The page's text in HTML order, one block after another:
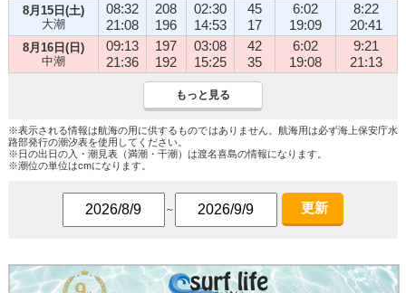
8月15日(土)
大潮
08:32
21:08
208
196
02:30
14:53
45
17
6:02
19:09
8:22
20:41
8月16日(日)
中潮
09:13
21:36
197
192
03:08
15:25
42
35
6:02
19:08
9:21
21:13
もっと見る
※表示される情報は航海の用に供するものではありません。航海用は必ず海上保安庁水
路部発行の潮汐表を使用してください。
※日の出日の入・潮見表（満潮・干潮）は渡名喜島の情報になります。
※潮位の単位はcmになります。
～ 更新